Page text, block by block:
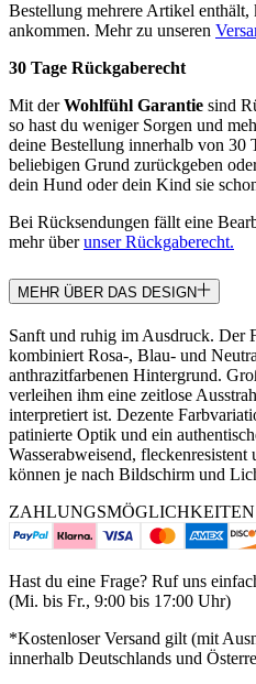
Bestellung mehrere Artikel enthält,
ankommen. Mehr zu unseren
30 Tage Rückgaberecht
Mit derWohlfühl Garantie sind
so hast du weniger Sorgen und
deine Bestellung innerhalb von 30
beliebigen Grund zurückgeben
dein Hund oder dein Kind sie
Bei Rücksendungen fällt eine
mehr überunser Rückgaberecht.
MEHR ÜBER DAS DESIGN
Sanft und ruhig im Ausdruck. Der
kombiniert Rosa-, Blau- und
anthrazitfarbenen Hintergrund.
verleihen ihm eine zeitlose
interpretiert ist. Dezente
patinierte Optik und ein
Wasserabweisend, fleckenresistent
können je nach Bildschirm und
ZAHLUNGSMÖGLICHKEITEN
Hast du eine Frage? Ruf uns
(Mi. bis Fr., 9:00 bis 17:00 Uhr)
*Kostenloser Versand gilt (mit
innerhalb Deutschlands und